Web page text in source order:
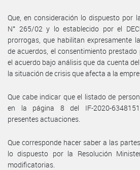
Que, en consideración lo dispuesto por
N° 265/02 y lo establecido por el
prorrogas, que habilitan expresamente
de acuerdos, el consentimiento
el acuerdo bajo análisis que da cuenta
la situación de crisis que afecta a la
Que cabe indicar que el listado de
en la página 8 del IF-2020-
presentes actuaciones.
Que corresponde hacer saber a las
lo dispuesto por la Resolución
modificatorias.